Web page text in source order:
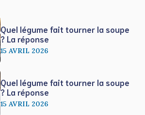
Quel légume fait tourner la soupe
? La réponse
15 AVRIL 2026
Quel légume fait tourner la soupe
? La réponse
15 AVRIL 2026